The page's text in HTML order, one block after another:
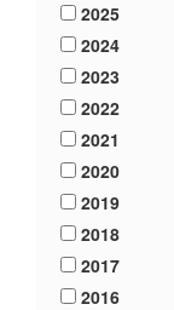
2025
2024
2023
2022
2021
2020
2019
2018
2017
2016